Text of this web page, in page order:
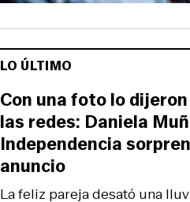
LO ÚLTIMO
La feliz pareja desató una
Con una foto lo
las redes: Daniela
Independencia
anuncio